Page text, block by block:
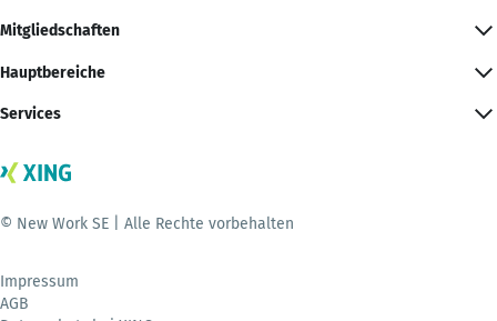
Mitgliedschaften
Hauptbereiche
Services
© New Work SE | Alle Rechte vorbehalten
Impressum
AGB